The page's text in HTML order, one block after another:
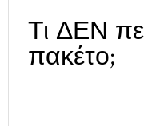
Τι ΔΕΝ
πακέτο;